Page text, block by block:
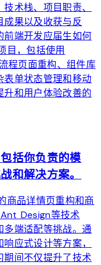
术栈、项目职责、
果以及收获与反
前端开发应届生如何
目，包括使用
程页面重构、组件库
表单状态管理和移动
和用户体验改善的
括你负责的模
和解决方案。
商品详情页重构和商
Design等技术
多端适配等挑战。通
应式设计等方案，
期间不仅提升了技术